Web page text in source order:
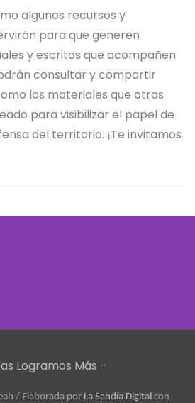
algunos recursos y
para que generen
y escritos que acompañen
consultar y compartir
los materiales que otras
para visibilizar el papel de
del territorio. ¡Te invitamos
Logramos Más -
/ Elaborada por La Sandía Digital con